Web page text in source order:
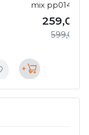
mix pp014 (
259,00
599,00
+